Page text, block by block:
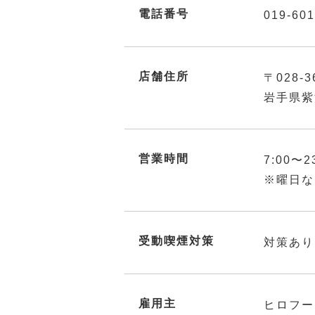
電話番号 019-
店舗住所
〒028-
岩手県
営業時間
7:00〜
※曜日な
受動喫煙対策 対策あ
雇用主 ヒロフ